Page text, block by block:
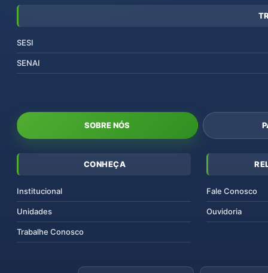
SESI
SENAI
SOBRE NÓS
CONHEÇA
Institucional
Unidades
Trabalhe Conosco
Fale Conosco
Ouvidoria